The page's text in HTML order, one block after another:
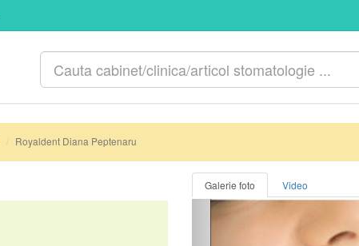
Royaldent Diana Peptenaru
Galerie foto Video
Anterior